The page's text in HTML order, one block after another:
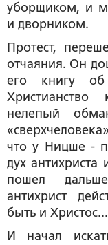
уборщиком, и
и дворником.
Протест,
отчаяния. Он
его книгу об
нелепый
что у Ницше -
дух антихриста
пошел
антихрист
быть и Христос...
И начал